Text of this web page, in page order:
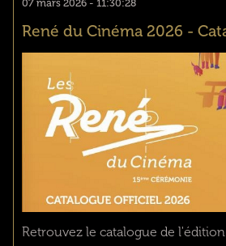
07 mars 2026 - 11:30:28
René du Cinéma 2026 -
Retrouvez le catalogue de